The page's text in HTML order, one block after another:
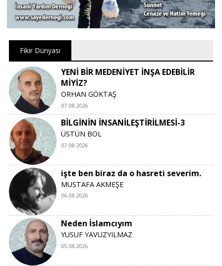
Fikir Dünyası
YENİ BİR MEDENİYET İNŞA EDEBİLİR
MİYİZ?
ORHAN GÖKTAŞ
07.08.2026
BİLGİNİN İNSANİLEŞTİRİLMESİ-3
ÜSTÜN BOL
07.08.2026
işte ben biraz da o hasreti severim.
MUSTAFA AKMEŞE
06.08.2026
Neden İslamcıyım
YUSUF YAVUZYILMAZ
05.08.2026